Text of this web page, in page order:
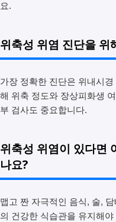
요.
위축성 위염 진단을 위
가장 정확한 진단은 위내시
해 위축 정도와 장상피화생
부 검사도 중요합니다.
위축성 위염이 있다면
나요?
맵고 짠 자극적인 음식, 술,
의 건강한 식습관을 유지해